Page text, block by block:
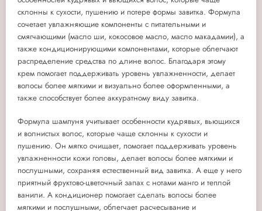
склонны к сухости, пушению и потере формы завитка. Формула
сочетает увлажняющие компоненты с питательными и
смягчающими (масло ши, кокосовое масло, масло макадамии), а
также кондиционирующими компонентами, которые облегчают
распределение средства по длине волос. Благодаря этому
крем помогает поддерживать уровень увлажненности, делает
волосы более мягкими и визуально более оформленными, а
также способствует более аккуратному виду завитка.
Формула шампуня учитывает особенности кудрявых, вьющихся
и волнистых волос, которые чаще склонны к сухости и
пушению. Он мягко очищает, помогает поддерживать уровень
увлажненности кожи головы, делает волосы более мягкими и
послушными, сохраняя естественный вид завитка. А еще у него
приятный фруктово-цветочный запах с нотами манго и теплой
ванили. А кондиционер помогает сделать волосы более
мягкими и послушными, облегчает расчесывание и